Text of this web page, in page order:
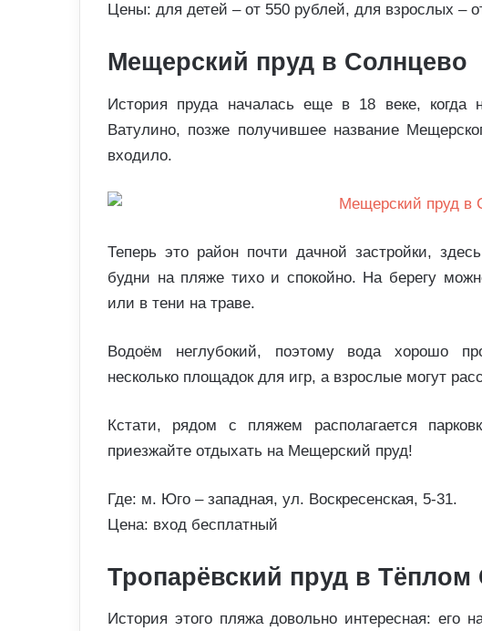
Цены: для детей – от 550 рублей, для взрослых –
Мещерский пруд в Солнцево
История пруда началась еще в 18 веке, когда
Ватулино, позже получившее название
входило.
Теперь это район почти дачной застройки,
будни на пляже тихо и спокойно. На берегу
или в тени на траве.
Водоём неглубокий, поэтому вода хорошо
несколько площадок для игр, а взрослые могут
Кстати, рядом с пляжем располагается
приезжайте отдыхать на Мещерский пруд!
Где: м. Юго – западная, ул. Воскресенская, 5-31.
Цена: вход бесплатный
Тропарёвский пруд в Тёплом
История этого пляжа довольно интересная: его